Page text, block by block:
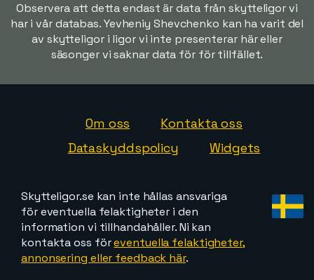
Observera att detta endast är data från skytteligor vi
har i vår databas. Yevheniy Shevchenko kan ha varit del
av skytteligor i ligor vi inte presenterar här eller
säsonger vi saknar data för för tillfället.
Om oss
Kontakta oss
Dataskyddspolicy
Widgets
Skytteligor.se kan inte hållas ansvariga
för eventuella felaktigheter i den
information vi tillhandahåller. Ni kan
kontakta oss föreventuella felaktigheter,
annonsering eller feedback här.